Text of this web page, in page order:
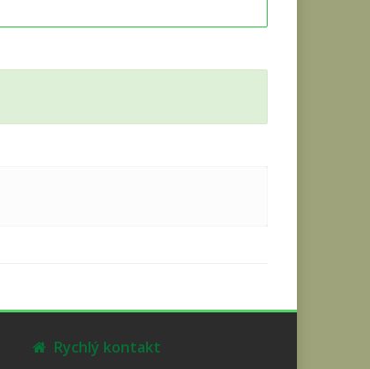
Rychlý kontakt